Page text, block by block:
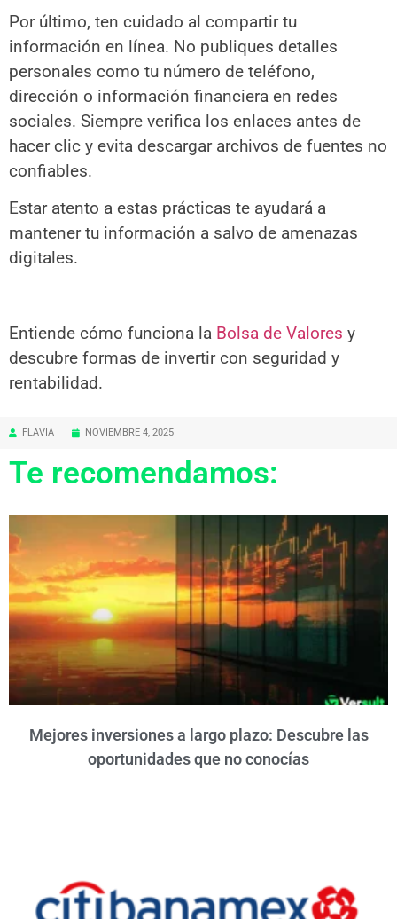
Por último, ten cuidado al compartir tu
información en línea. No publiques detalles
personales como tu número de teléfono,
dirección o información financiera en redes
sociales. Siempre verifica los enlaces antes de
hacer clic y evita descargar archivos de fuentes no
confiables.
Estar atento a estas prácticas te ayudará a
mantener tu información a salvo de amenazas
digitales.
Entiende cómo funciona la Bolsa de Valores y
descubre formas de invertir con seguridad y
rentabilidad.
FLAVIA NOVIEMBRE 4, 2025
Te recomendamos:
Mejores inversiones a largo plazo: Descubre las
oportunidades que no conocías